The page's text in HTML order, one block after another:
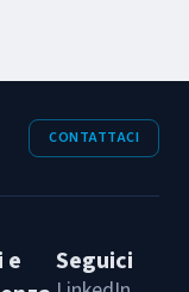
CONTATTACI
e
Seguici